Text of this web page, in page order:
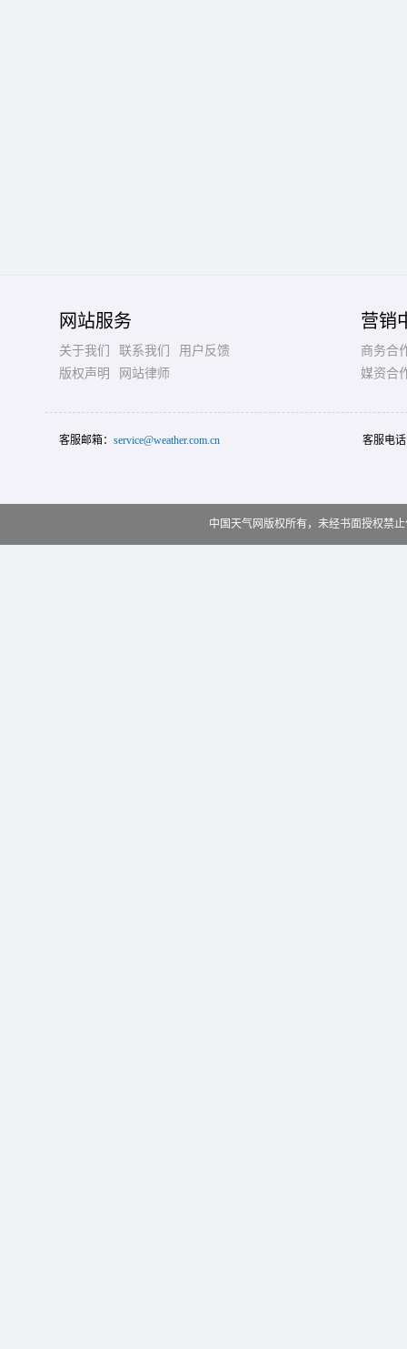
网站服务
关于我们 联系我们
用户反馈
版权声明
网站律师
营销
商务合
媒资合
客服邮箱： service@weather.com.cn 客服电
中国天气网版权所有，未经书面授权